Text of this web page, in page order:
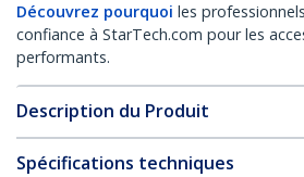
Découvrez pourquoi les
confiance à StarTech.com pour les
performants.
Description du Produit
Spécifications techniques